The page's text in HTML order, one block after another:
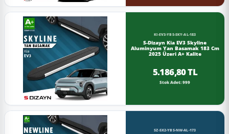
KI-EV3-YBS-SKY-AL-183
S-Dizayn Kia EV3 Skyline
Aluminyum Yan Basamak 183 Cm
2025 Üzeri A+ Kalite
5.186,80 TL
Stok Adet: 999
SZ-SX2-YBS-NW-AL-173